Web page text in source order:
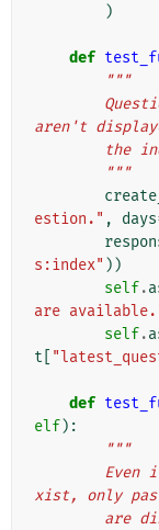
)
def
"""
aren't
        """
estion." , days
s:index" ))
self.
are
self.
t
def
elf):
"""
xist, only